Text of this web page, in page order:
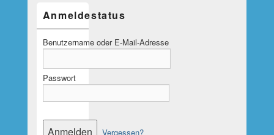
Anmeldestatus
Benutzername oder E-Mail-Adresse
Passwort
Vergessen?